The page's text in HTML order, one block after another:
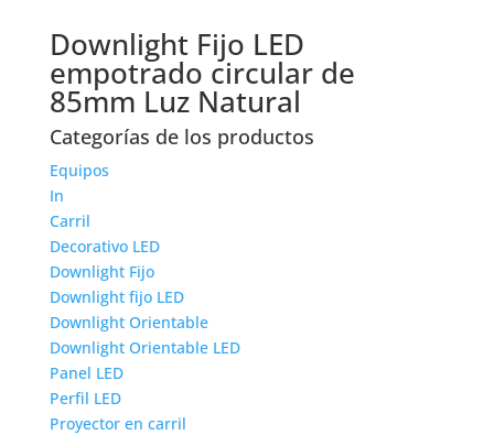
Downlight Fijo LED
empotrado circular de
85mm Luz Natural
Categorías de los productos
Equipos
In
Carril
Decorativo LED
Downlight Fijo
Downlight fijo LED
Downlight Orientable
Downlight Orientable LED
Panel LED
Perfil LED
Proyector en carril